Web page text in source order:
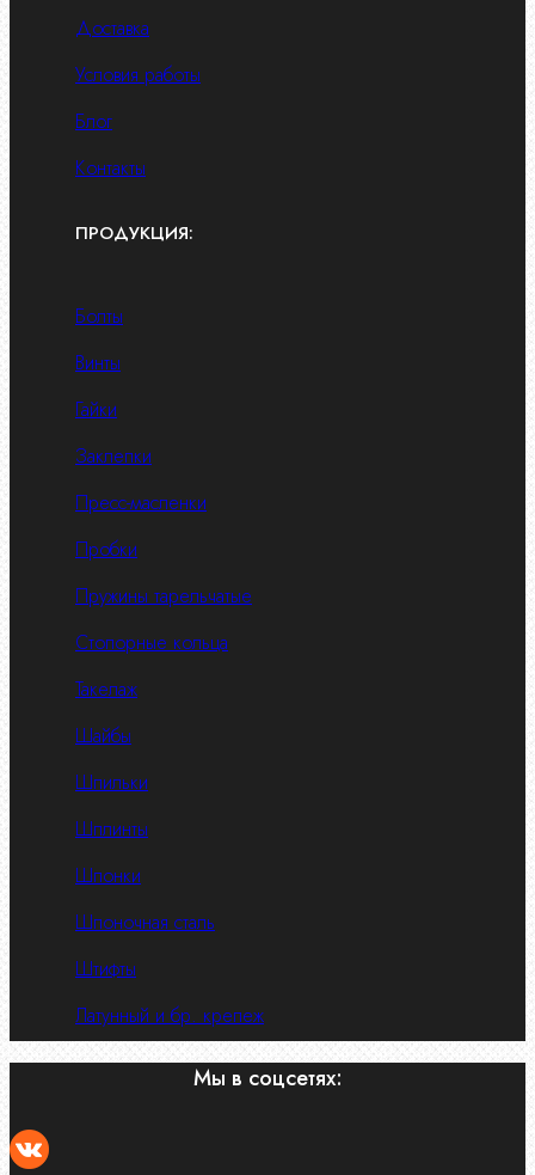
Доставка
Условия работы
Блог
Контакты
ПРОДУКЦИЯ:
Болты
Винты
Гайки
Заклепки
Пресс-масленки
Пробки
Пружины тарельчатые
Стопорные кольца
Такелаж
Шайбы
Шпильки
Шплинты
Шпонки
Шпоночная сталь
Штифты
Латунный и бр. крепеж
Мы в соцсетях: